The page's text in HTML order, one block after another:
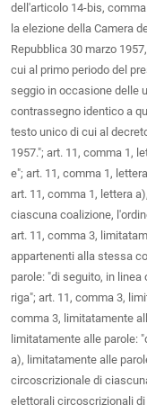
dell'articolo 14-bis,
la elezione della Camera
Repubblica 30 marzo
cui al primo periodo del
seggio in occasione delle
contrassegno identico a
testo unico di cui al
1957."; art. 11, comma 1,
e"; art. 11, comma 1,
art. 11, comma 1, lettera
ciascuna coalizione,
art. 11, comma 3,
appartenenti alla stessa
parole: "di seguito, in
riga"; art. 11, comma 3,
comma 3, limitatamente
limitatamente alle parole:
a), limitatamente alle
circoscrizionale di
elettorali circoscrizionali